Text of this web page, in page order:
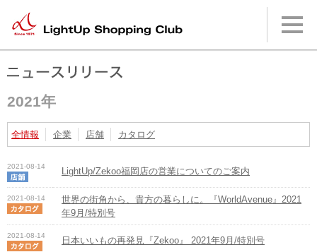
メ
ン
ニ2021年
全情報 企業 店舗 カタログ
2021-08-14 LightUp/Zekoo福岡店の営業についてのご案内
2021-08-14
世界の街角から、貴方の暮らしに。『WorldAvenue』2021
年9月/特別号
2021-08-14 日本いいもの再発見『Zekoo』 2021年9月/特別号